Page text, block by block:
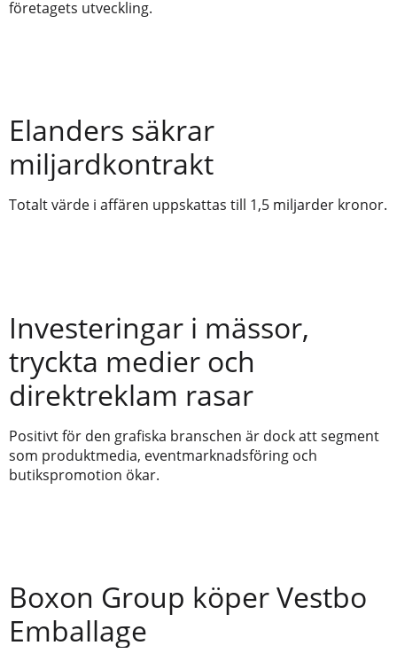
företagets utveckling.
Elanders säkrar
miljardkontrakt
Totalt värde i affären uppskattas till 1,5 miljarder kronor.
Investeringar i mässor,
tryckta medier och
direktreklam rasar
Positivt för den grafiska branschen är dock att segment
som produktmedia, eventmarknadsföring och
butikspromotion ökar.
Boxon Group köper Vestbo
Emballage